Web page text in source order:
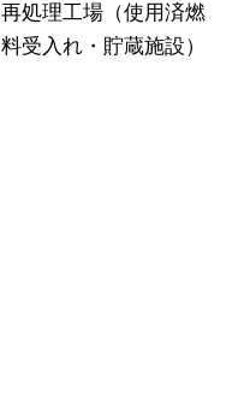
再処理工場（使用済燃
料受入れ・貯蔵施設）